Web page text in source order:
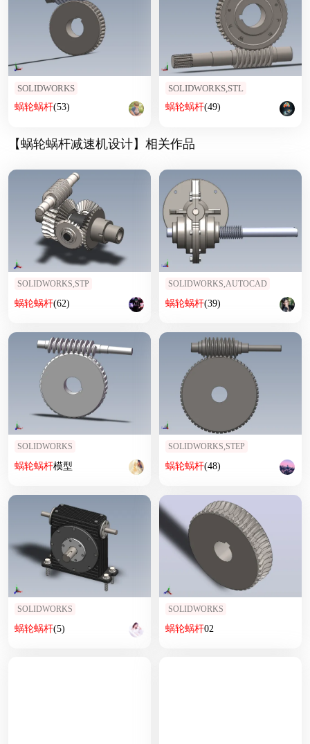
SOLIDWORKS
蜗轮蜗杆(53)
SOLIDWORKS,STL
蜗轮蜗杆(49)
【蜗轮蜗杆减速机设计】相关作品
SOLIDWORKS,STP
蜗轮蜗杆(62)
SOLIDWORKS,AUTOCAD
蜗轮蜗杆(39)
SOLIDWORKS
蜗轮蜗杆模型
SOLIDWORKS,STEP
蜗轮蜗杆(48)
SOLIDWORKS
蜗轮蜗杆(5)
SOLIDWORKS
蜗轮蜗杆02